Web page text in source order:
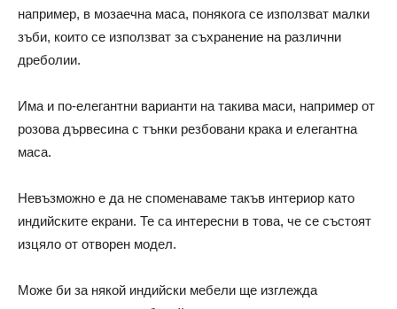
например, в мозаечна маса, понякога се използват малки
зъби, които се използват за съхранение на различни
дреболии.
Има и по-елегантни варианти на такива маси, например от
розова дървесина с тънки резбовани крака и елегантна
маса.
Невъзможно е да не споменаваме такъв интериор като
индийските екрани. Те са интересни в това, че се състоят
изцяло от отворен модел.
Може би за някой индийски мебели ще изглежда